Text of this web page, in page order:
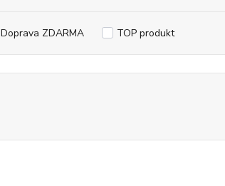
Doprava ZDARMA TOP produkt